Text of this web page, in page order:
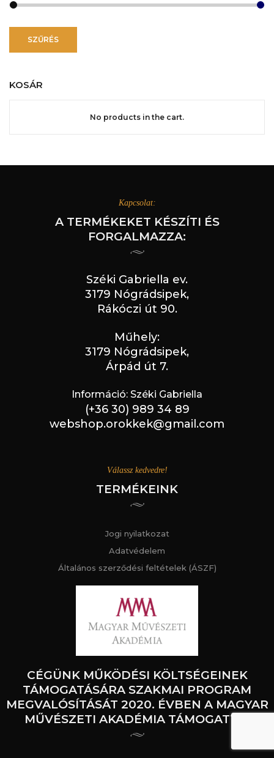
ár
ár
SZŰRÉS
KOSÁR
No products in the cart.
Kapcsolat:
A TERMÉKEKET KÉSZÍTI ÉS
FORGALMAZZA:
Széki Gabriella ev.
3179 Nógrádsipek,
Rákóczi út 90.
Műhely:
3179 Nógrádsipek,
Árpád út 7.
Információ: Széki Gabriella
(+36 30) 989 34 89
webshop.orokkek@gmail.com
Válassz kedvedre!
TERMÉKEINK
Jogi nyilatkozat
Adatvédelem
Általános szerződési feltételek (ÁSZF)
CÉGÜNK MŰKÖDÉSI KÖLTSÉGEINEK
TÁMOGATÁSÁRA SZAKMAI PROGRAM
MEGVALÓSÍTÁSÁT 2020. ÉVBEN A MAGYAR
MŰVÉSZETI AKADÉMIA TÁMOGATTA.